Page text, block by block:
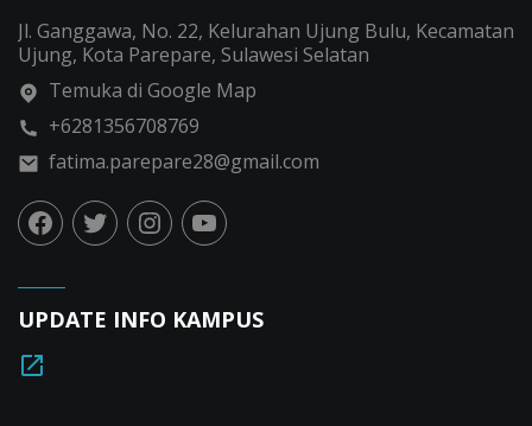
Jl. Ganggawa, No. 22, Kelurahan Ujung Bulu, Kecamatan
Ujung, Kota Parepare, Sulawesi Selatan
Temuka di Google Map
+6281356708769
fatima.parepare28@gmail.com
UPDATE INFO KAMPUS